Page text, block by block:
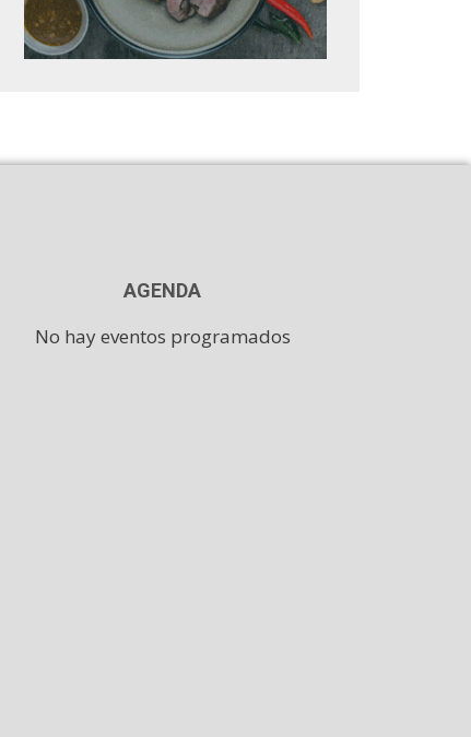
AGENDA
No hay eventos programados